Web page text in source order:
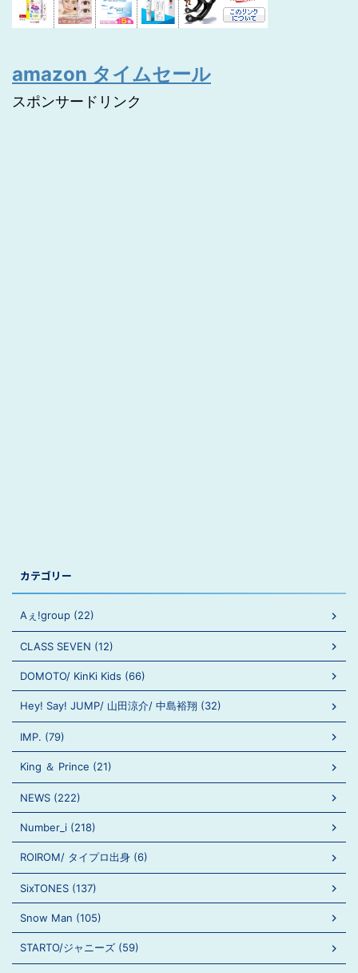
amazon タイムセール
スポンサードリンク
カテゴリー
Aぇ!group (22)
CLASS SEVEN (12)
DOMOTO/ KinKi Kids (66)
Hey! Say! JUMP/ 山田涼介/ 中島裕翔 (32)
IMP. (79)
King ＆ Prince (21)
NEWS (222)
Number_i (218)
ROIROM/ タイプロ出身 (6)
SixTONES (137)
Snow Man (105)
STARTO/ジャニーズ (59)